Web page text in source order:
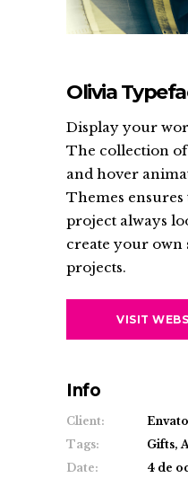
Olivia
Display your
The collection
and hover
Themes
project always
create your
projects.
VISIT
Info
Client:
Envato
Tags:
Gifts,
Date:
4 de